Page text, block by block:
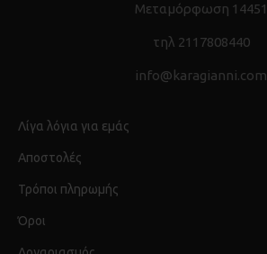
Μεταμόρφωση 14451
τηλ 2117808440
info@karagianni.com
Λίγα λόγια για εμάς
Αποστολές
Τρόποι πληρωμής
Όροι